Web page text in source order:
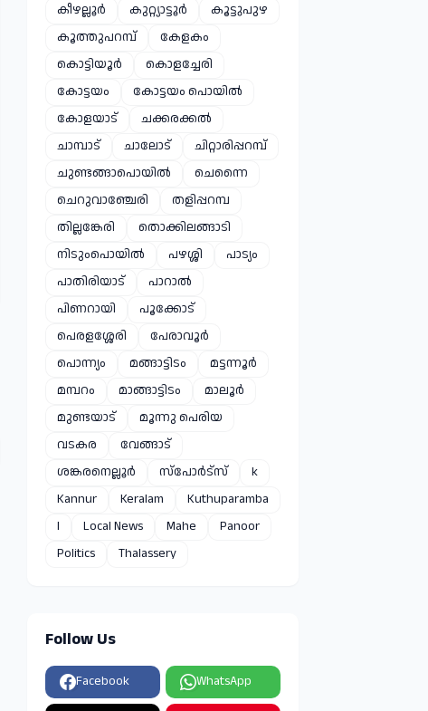
കീഴല്ലൂർ
കുറ്റ്യാട്ടൂർ
കൂട്ടുപുഴ
കൂത്തുപറമ്പ്
കേളകം
കൊട്ടിയൂർ
കൊളച്ചേരി
കോട്ടയം
കോട്ടയം പൊയിൽ
കോളയാട്
ചക്കരക്കൽ
ചാമ്പാട്
ചാലോട്
ചിറ്റാരിപ്പറമ്പ്
ചുണ്ടങ്ങാപൊയിൽ
ചെന്നൈ
ചെറുവാഞ്ചേരി
തളിപ്പറമ്പ
തില്ലങ്കേരി
തൊക്കിലങ്ങാടി
നിടുംപൊയിൽ
പഴശ്ശി
പാട്യം
പാതിരിയാട്
പാറാൽ
പിണറായി
പൂക്കോട്
പെരളശ്ശേരി
പേരാവൂർ
പൊന്ന്യം
മങ്ങാട്ടിടം
മട്ടന്നൂർ
മമ്പറം
മാങ്ങാട്ടിടം
മാലൂർ
മുണ്ടയാട്
മൂന്നു പെരിയ
വടകര
വേങ്ങാട്
ശങ്കരനെല്ലൂർ
സ്പോർട്സ്
k
Kannur
Keralam
Kuthuparamba
l
Local News Mahe
Panoor
Politics
Thalassery
Follow Us
Facebook WhatsApp